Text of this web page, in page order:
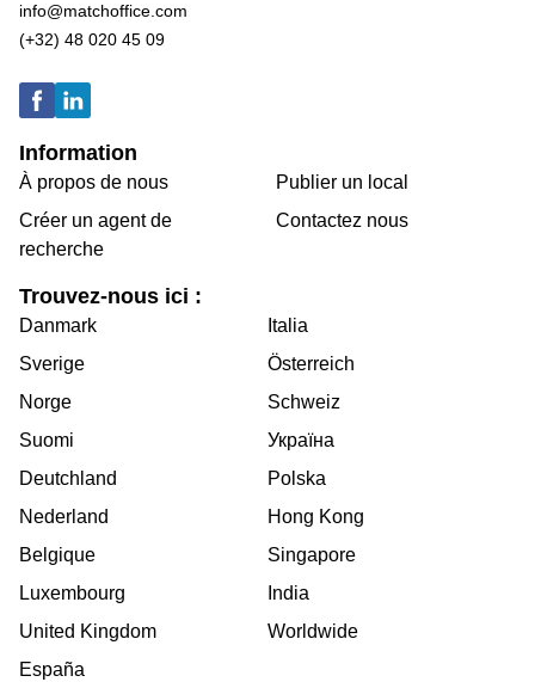
info@matchoffice.com
(+32) 48 020 45 09
Information
À propos de nous
Créer un agent de
recherche
Publier un local
Contactez nous
Trouvez-nous ici :
Danmark
Sverige
Norge
Suomi
Deutchland
Nederland
Belgique
Luxembourg
United Kingdom
España
Italia
Österreich
Schweiz
Україна
Polska
Hong Kong
Singapore
India
Worldwide